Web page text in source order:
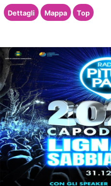
Dettagli Mappa Top